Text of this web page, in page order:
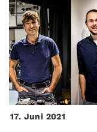
17. Juni 2021